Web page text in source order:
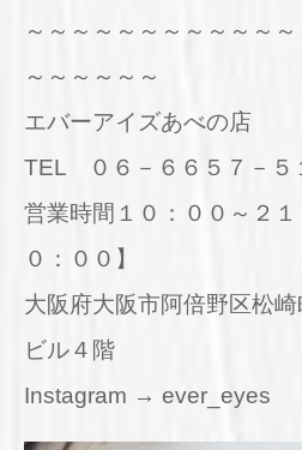
～～～～～～～～～～～
～～～～～～
エバーアイズあべの店
TEL ０６－６６５７－５
営業時間１０：００～２
０：００】
大阪府大阪市阿倍野区松
ビル４階
Instagram → ever_eyes